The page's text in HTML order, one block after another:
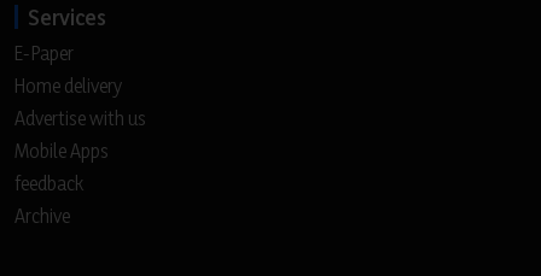
Services
E-Paper
Home delivery
Advertise with us
Mobile Apps
feedback
Archive